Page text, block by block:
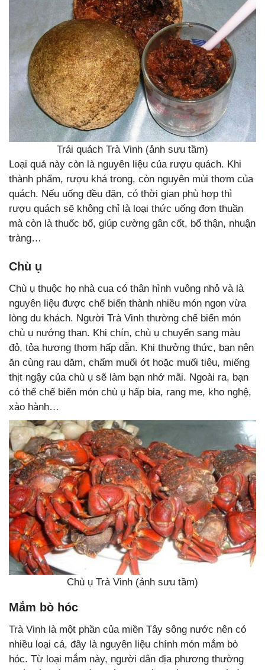
Trái quách Trà Vinh (ảnh sưu tầm)
Loại quả này còn là nguyên liệu của rượu quách. Khi
thành phẩm, rượu khá trong, còn nguyên mùi thơm của
quách. Nếu uống đều đặn, có thời gian phù hợp thì
rượu quách sẽ không chỉ là loại thức uống đơn thuần
mà còn là thuốc bổ, giúp cường gân cốt, bổ thận, nhuận
tràng…
Chù ụ
Chù ụ thuộc họ nhà cua có thân hình vuông nhỏ và là
nguyên liệu được chế biến thành nhiều món ngon vừa
lòng du khách. Người Trà Vinh thường chế biến món
chù ụ nướng than. Khi chín, chù ụ chuyển sang màu
đỏ, tỏa hương thơm hấp dẫn. Khi thưởng thức, bạn nên
ăn cùng rau dăm, chấm muối ớt hoặc muối tiêu, miếng
thịt ngậy của chù ụ sẽ làm bạn nhớ mãi. Ngoài ra, bạn
có thể chế biến món chù ụ hấp bia, rang me, kho nghệ,
xào hành…
Chù ụ Trà Vinh (ảnh sưu tầm)
Mắm bò hóc
Trà Vinh là một phần của miền Tây sông nước nên có
nhiều loại cá, đây là nguyên liệu chính món mắm bò
hóc. Từ loại mắm này, người dân địa phương thường